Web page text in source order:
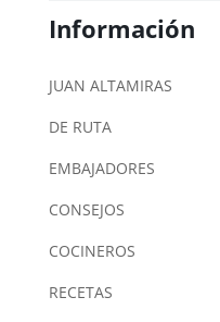
Información
JUAN ALTAMIRAS
DE RUTA
EMBAJADORES
CONSEJOS
COCINEROS
RECETAS